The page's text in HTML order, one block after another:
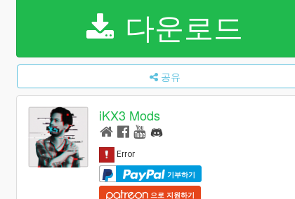
다운로드
공유
iKX3 Mods
기부하기
으로 지원하기